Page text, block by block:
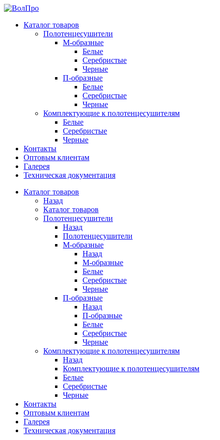
Каталог товаров
Полотенцесушители
М-образные
Белые
Серебристые
Черные
П-образные
Белые
Серебристые
Черные
Комплектующие к полотенцесушителям
Белые
Серебристые
Черные
Контакты
Оптовым клиентам
Галерея
Техническая документация
Каталог товаров
Назад
Каталог товаров
Полотенцесушители
Назад
Полотенцесушители
М-образные
Назад
М-образные
Белые
Серебристые
Черные
П-образные
Назад
П-образные
Белые
Серебристые
Черные
Комплектующие к полотенцесушителям
Назад
Комплектующие к полотенцесушителям
Белые
Серебристые
Черные
Контакты
Оптовым клиентам
Галерея
Техническая документация